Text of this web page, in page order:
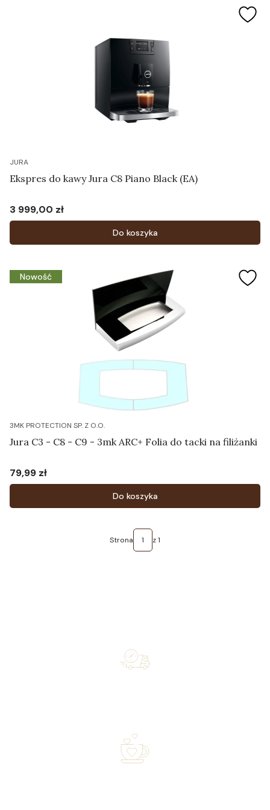
JURA
Ekspres do kawy Jura C8 Piano Black (EA)
Cena
3 999,00 zł
Do koszyka
Nowość
3MK PROTECTION SP. Z O.O.
Jura C3 - C8 - C9 - 3mk ARC+ Folia do tacki na filiżanki
Cena
79,99 zł
Do koszyka
Strona z 1